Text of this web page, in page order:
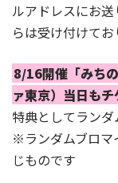
ルアドレスにお
らは受け付けてお
8/16開催「みち
ァ東京）当日もチ
特典としてラン
※ランダムブロマ
じものです